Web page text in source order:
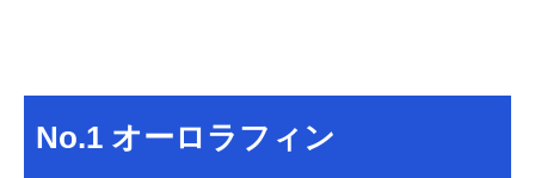
No.1 オーロラフィン